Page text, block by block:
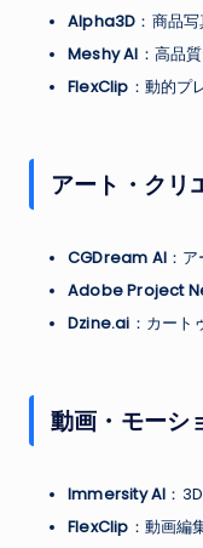
Alpha3D ：商品
Meshy AI ：高品
FlexClip ：動的プ
アート・クリ
CGDream AI ：
Adobe Project
Dzine.ai ：カート
動画・モーシ
Immersity AI ：
FlexClip ：動画編